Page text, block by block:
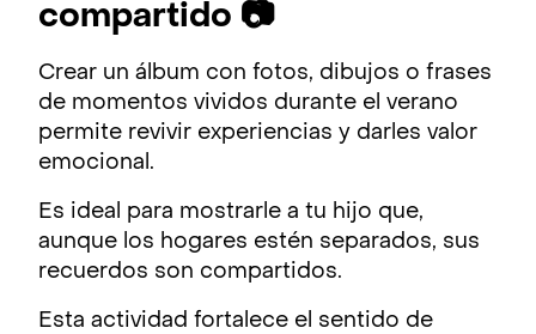
compartido 📷
Crear un álbum con fotos, dibujos o frases
de momentos vividos durante el verano
permite revivir experiencias y darles valor
emocional.
Es ideal para mostrarle a tu hijo que,
aunque los hogares estén separados, sus
recuerdos son compartidos.
Esta actividad fortalece el sentido de